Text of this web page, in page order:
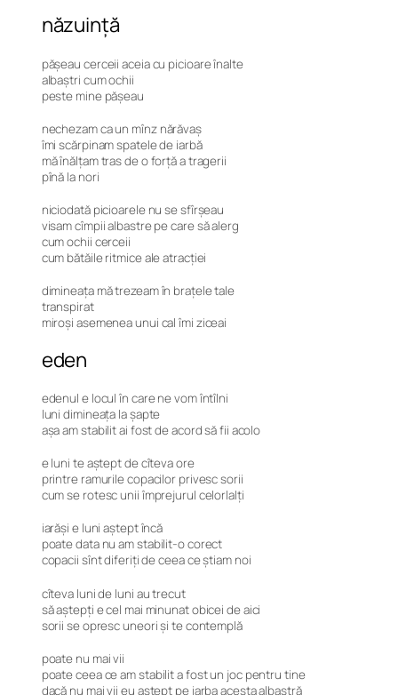
năzuință
pășeau cerceii aceia cu picioare înalte
albaștri cum ochii
peste mine pășeau
nechezam ca un mînz nărăvaș
îmi scărpinam spatele de iarbă
mă înălțam tras de o forță a tragerii
pînă la nori
niciodată picioarele nu se sfîrșeau
visam cîmpii albastre pe care să alerg
cum ochii cerceii
cum bătăile ritmice ale atracției
dimineața mă trezeam în brațele tale
transpirat
miroși asemenea unui cal îmi ziceai
eden
edenul e locul în care ne vom întîlni
luni dimineața la șapte
așa am stabilit ai fost de acord să fii acolo
e luni te aștept de cîteva ore
printre ramurile copacilor privesc sorii
cum se rotesc unii împrejurul celorlalți
iarăși e luni aștept încă
poate data nu am stabilit-o corect
copacii sînt diferiți de ceea ce știam noi
cîteva luni de luni au trecut
să aștepți e cel mai minunat obicei de aici
sorii se opresc uneori și te contemplă
poate nu mai vii
poate ceea ce am stabilit a fost un joc pentru tine
dacă nu mai vii eu aștept pe iarba acesta albastră